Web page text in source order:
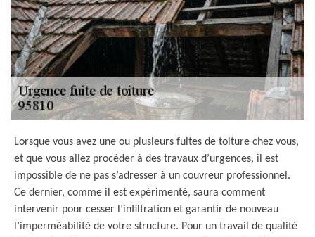
Lorsque vous avez une ou plusieurs fuites de toiture chez vous,
et que vous allez procéder à des travaux d’urgences, il est
impossible de ne pas s’adresser à un couvreur professionnel.
Ce dernier, comme il est expérimenté, saura comment
intervenir pour cesser l’infiltration et garantir de nouveau
l’imperméabilité de votre structure. Pour un travail de qualité